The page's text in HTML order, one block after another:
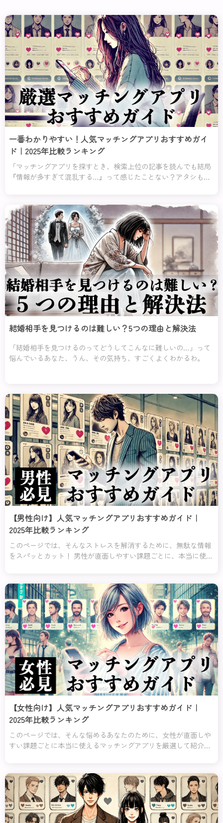
一番わかりやすい！人気マッチングアプリおすすめガイ
ド｜2025年比較ランキング
「マッチングアプリを探すとき、検索上位の記事を読んでも結局
『情報が多すぎて混乱する…』って感じたことない？アタシもそ
結婚相手を見つけるのは難しい？5つの理由と解決法
「結婚相手を見つけるのってどうしてこんなに難しいの…」って
悩んでいるあなた、うん、その気持ち、すごくよくわかるわ。
【男性向け】人気マッチングアプリおすすめガイド｜
2025年比較ランキング
このページでは、そんなストレスを解消するために、無駄な情報
をスパッとカット！ 男性が直面しやすい課題ごとに、本当に使え
分にピッタリのアプリが見つかるはずよ！
【女性向け】人気マッチングアプリおすすめガイド｜
2025年比較ランキング
このページでは、そんな悩めるあなたのために、女性が直面しや
すい課題ごとに本当に使えるマッチングアプリを厳選して紹介す
たり応えるアプリをランキング形式でまとめたの。